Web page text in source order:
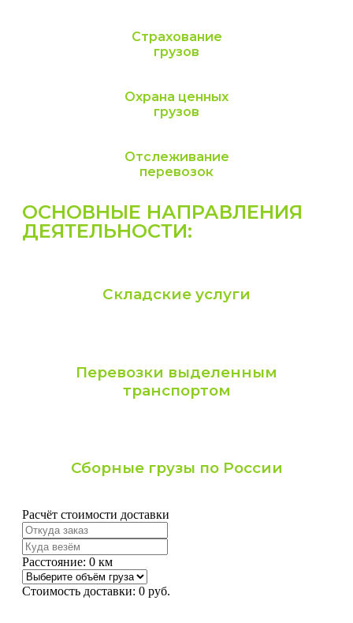
Страхование
грузов
Охрана ценных
грузов
Отслеживание
перевозок
ОСНОВНЫЕ НАПРАВЛЕНИЯ
ДЕЯТЕЛЬНОСТИ:
Складские услуги
Перевозки выделенным
транспортом
Сборные грузы по России
Расчёт стоимости доставки
Расстояние: 0 км
Стоимость доставки: 0 руб.